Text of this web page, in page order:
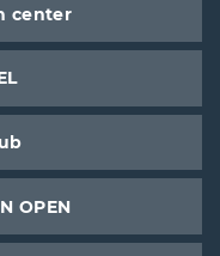
center
OPEN